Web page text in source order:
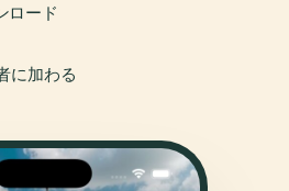
ロード
に加わる